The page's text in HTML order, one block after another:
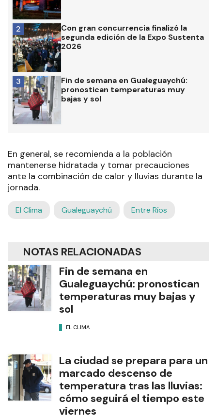
Con gran concurrencia finalizó la
segunda edición de la Expo Sustenta
2026
2
Fin de semana en Gualeguaychú:
pronostican temperaturas muy
bajas y sol
3
En general, se recomienda a la población
mantenerse hidratada y tomar precauciones
ante la combinación de calor y lluvias durante la
jornada.
El Clima Gualeguaychú Entre Ríos
NOTAS RELACIONADAS
Fin de semana en
Gualeguaychú: pronostican
temperaturas muy bajas y
sol
EL CLIMA
La ciudad se prepara para un
marcado descenso de
temperatura tras las lluvias:
cómo seguirá el tiempo este
viernes